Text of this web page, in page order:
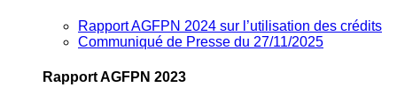
Rapport AGFPN 2024 sur l’utilisation des crédits
Communiqué de Presse du 27/11/2025
Rapport AGFPN 2023